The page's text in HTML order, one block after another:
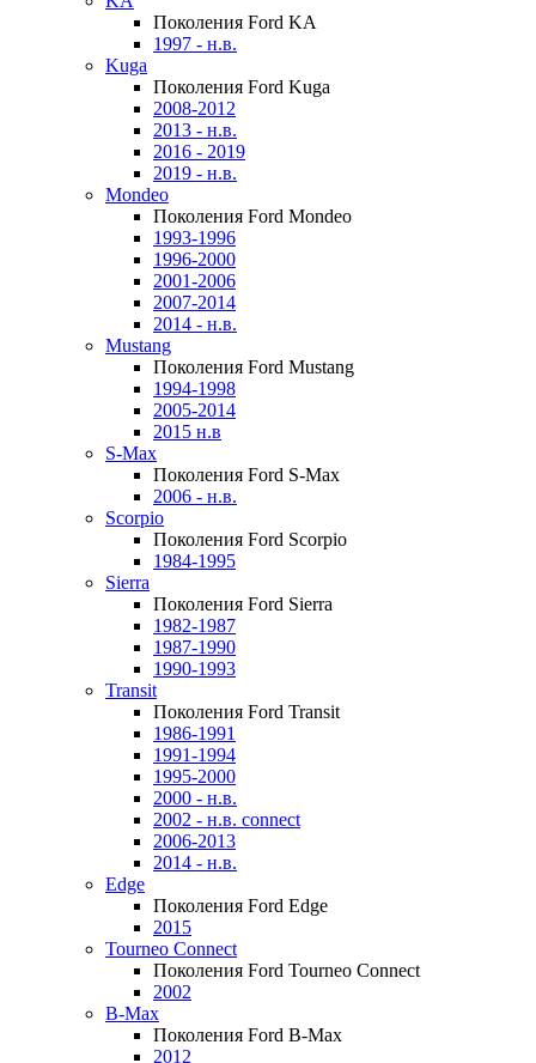
Поколения Ford KA
1997 - н.в.
Kuga
Поколения Ford Kuga
2008-2012
2013 - н.в.
2016 - 2019
2019 - н.в.
Mondeo
Поколения Ford Mondeo
1993-1996
1996-2000
2001-2006
2007-2014
2014 - н.в.
Mustang
Поколения Ford Mustang
1994-1998
2005-2014
2015 н.в
S-Max
Поколения Ford S-Max
2006 - н.в.
Scorpio
Поколения Ford Scorpio
1984-1995
Sierra
Поколения Ford Sierra
1982-1987
1987-1990
1990-1993
Transit
Поколения Ford Transit
1986-1991
1991-1994
1995-2000
2000 - н.в.
2002 - н.в. connect
2006-2013
2014 - н.в.
Edge
Поколения Ford Edge
2015
Tourneo Connect
Поколения Ford Tourneo Connect
2002
B-Max
Поколения Ford B-Max
2012